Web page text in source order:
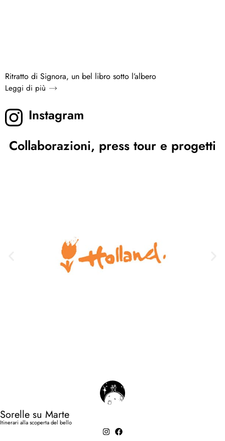
Ritratto di Signora, un bel libro sotto l’albero
Leggi di più
Instagram
Collaborazioni, press tour e progetti
Sorelle su Marte
Itinerari alla scoperta del bello